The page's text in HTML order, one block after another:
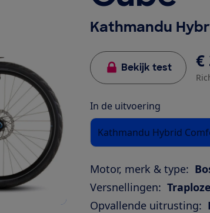
Kathmandu
Bekijk test €
In de uitvoering
Kathmandu Hybrid
Motor, merk & type:
Versnellingen:
Opvallende uitrusting: